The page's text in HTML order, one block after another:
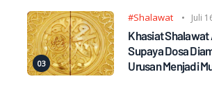
#Shalawat Juli
Khasiat Shalawat
Supaya Dosa
Urusan Menjadi